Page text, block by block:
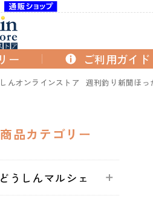
ー ご利用ガイド
んオンラインストア 週刊釣り新聞ほっ
商品カテゴリー
どうしんマルシェ